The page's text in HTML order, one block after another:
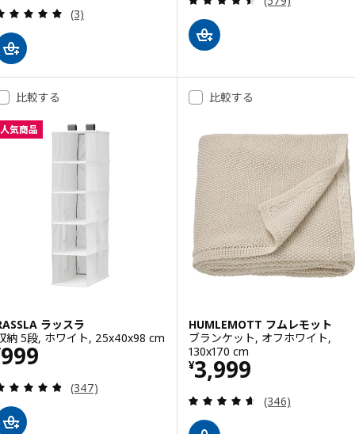
レビュー: 5 から 5 星です。 総レビュー数:
(3)
比較する
人気商品
ラッスラ
納 5段, ホワイト, 25x40x98 cm
999
格 ¥ 999
レビュー: 4.8 から 5 星です。 総レビュー数:
(347)
比較する
HUMLEMOTT フムレモット
ブランケット, オフホワイト,
130x170 cm
¥3,999
価格 ¥ 3999
レビュー: 4.6
(346)